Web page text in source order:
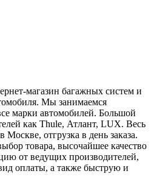
магазин багажных систем и
Мы занимаемся
марки автомобилей. Большой
как Thule, Атлант, LUX. Весь
Москве, отгрузка в день заказа.
товара, высочайшее качество
от ведущих производителей,
оплаты, а также быструю и